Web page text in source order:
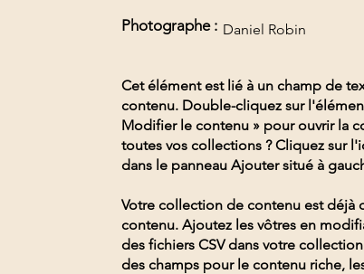
Photographe : Daniel Robin
Cet élément est lié à un champ de
contenu. Double-cliquez sur
Modifier le contenu » pour ouvrir la
toutes vos collections ? Cliquez sur
dans le panneau Ajouter situé à
Votre collection de contenu est déjà
contenu. Ajoutez les vôtres en
des fichiers CSV dans votre
des champs pour le contenu riche,